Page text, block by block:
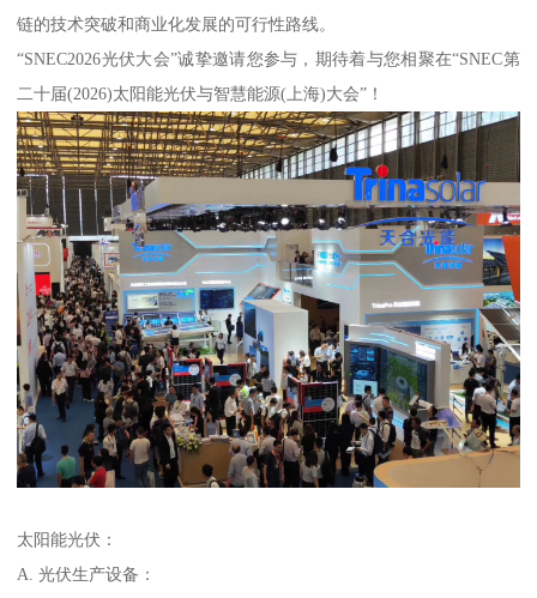
链的技术突破和商业化发展的可行性路线。
“SNEC2026光伏大会”诚挚邀请您参与，期待着与您相聚在“SNEC第
二十届(2026)太阳能光伏与智慧能源(上海)大会”！
太阳能光伏：
A. 光伏生产设备：